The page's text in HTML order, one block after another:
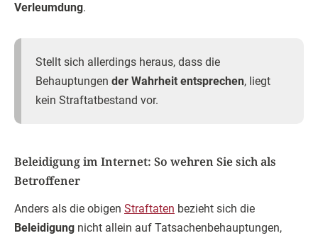
Verleumdung.
Stellt sich allerdings heraus, dass die
Behauptungen der Wahrheit entsprechen, liegt
kein Straftatbestand vor.
Beleidigung im Internet: So wehren Sie sich als
Betroffener
Anders als die obigen Straftaten bezieht sich die
Beleidigung nicht allein auf Tatsachenbehauptungen,